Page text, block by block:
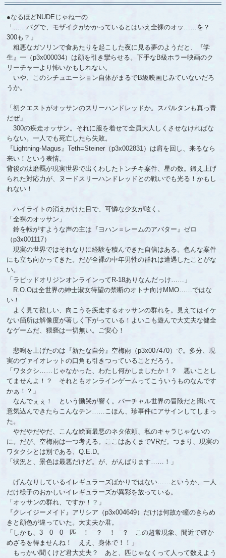
●なるほどNUDEじゃねーの
「……バグで、モザイクがかかっているとはいえ全裸のオッ……を？
300も？」
粗悪なガソリンで食あたりを起こした夜に見る夢のようだと、『学
生』一（p3x000034）は顔を引き攣らせる。下手なB級ホラー映画のク
リーチャーより怖いかもしれない。
いや、このシチュエーション自体がまるでB級映画じみていないだろ
うか。
「初クエストがオッサンのスリーハンドレッドか。スパルタンも真っ青
だぜ」
300の疾走オッサン。それに服を着せて全員大人しくさせなければな
らない。一人でも死亡したら失敗。
『Lightning-Magus』Teth=Steiner（p3x002831）は肩を回し、来るなら
来い！という表情。
背後の汰磨羈が現実世界で出くわしたトンチキ案件、星の数。鍛え上げ
られた対応力が、ヌードスリーハンドレッドとの戦いでも光る！かもし
れない！
ハイライトの消えかけた目で、可憐な少女が呟く。
「全裸のオッサン」
鈴を転がすような声の主は『ヨハン＝レームのアバター』ゼロ
（p3x001117）
現実の世界ではそれなりに経験を積んできた自信はある。色んな案件
にも立ち向かってきた。だが全裸の中年男性の群れは遭遇したことがな
い。
「ラピッドオリジンオンラインってR-18ありなんだっけ……」
R.O.Oは全世界の紳士淑女待望の禁断のオトナ向けMMO……ではな
い！
よく見て欲しい、向こうを疾走するオッサンの群れを。見えてはイケ
ない箇所は解像度が著しく下がっている！よいこも遊んで大丈夫な健全
なゲームだ、猥褻は一切無い。ご安心！
悲鳴を上げたのは『新たな自分』空梅雨（p3x007470）で。多分、現
実のヴァイオレットの口角も引きつっていることだろう。
「ワタクシ……じゃなかった、わたし何かしましたか！？ 悪いことし
てませんよ！？ それともオンラインゲームってこういうものなんです
かぁ！？」
なんでぇぇ！ という慟哭が響く。バーチャル世界の冒険だと聞いて
意気込んできたらこんなチン……こほん、珍事件にアサインしてしまっ
た。
やだやだやだ、こんな絵面最悪のネタ依頼、私のキャラじゃないの
に。だが、空梅雨は一つ考える。ここはあくまでVRだ。つまり、現実の
ワタクシとは別である、Q.E.D。
「状況と、景色は最悪だけど。が、がんばります……！」
げんなりしているイレギュラーズばかりではない……というか、一人
だけ様子のおかしいイレギュラーズが異彩を放っている。
「オッサンの群れ、ですか！？」
『クレイジーメイド』アリシア（p3x004649）だけは何故か瞳のきらめ
きと顔色が違っていた。大丈夫か君。
「しかも、3 0 0 匹 ！ ？ ！ ？ この超常現象、間近で確か
めざるを得ませんね！ ええ、身体で！！」
もっかい聞くけど君大丈夫？ あと、匹じゃなくって人って数えよう